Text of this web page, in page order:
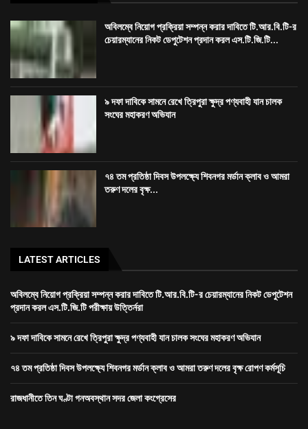
অবিলম্বে নিয়োগ প্রক্রিয়া সম্পন্ন করার দাবিতে টি.আর.বি.টি-র
চেয়ারম্যানের নিকট ডেপুটেশন প্রদান করল এস.টি.জি.টি...
৯ দফা দাবিকে সামনে রেখে ত্রিপুরা ক্ষুদ্র পণ্যবাহী যান চালক
সংঘের মহাকরণ অভিযান
৭৪ তম প্রতিষ্ঠা দিবস উপলক্ষ্যে শিবনগর মর্ডান ক্লাব ও আমরা
তরুণ দলের বৃক্ষ...
LATEST ARTICLES
অবিলম্বে নিয়োগ প্রক্রিয়া সম্পন্ন করার দাবিতে টি.আর.বি.টি-র চেয়ারম্যানের নিকট ডেপুটেশন
প্রদান করল এস.টি.জি.টি পরীক্ষায় উত্তির্নরা
৯ দফা দাবিকে সামনে রেখে ত্রিপুরা ক্ষুদ্র পণ্যবাহী যান চালক সংঘের মহাকরণ অভিযান
৭৪ তম প্রতিষ্ঠা দিবস উপলক্ষ্যে শিবনগর মর্ডান ক্লাব ও আমরা তরুণ দলের বৃক্ষ রোপণ কর্মসূচি
রাজধানীতে তিন ঘণ্টা গনঅবস্থান সদর জেলা কংগ্রেসের